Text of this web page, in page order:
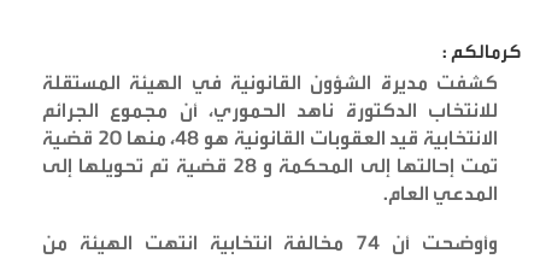
كرمالكم :
كشفت مديرة الشؤون القانونية في الهيئة المستقلة
للانتخاب الدكتورة ناهد الحموري، أن مجموع الجرائم
الانتخابية قيد العقوبات القانونية هو 48، منها 20 قضية
تمت إحالتها إلى المحكمة و 28 قضية تم تحويلها إلى
المدعي العام.
وأوضحت أن 74 مخالفة انتخابية انتهت الهيئة من